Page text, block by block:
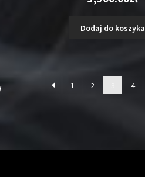
5.00na 5
Dodaj do koszyka
1 2 4